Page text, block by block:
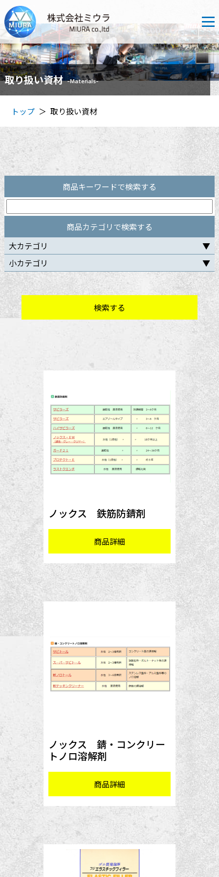
取り扱い資材 -Materials-
トップ ＞ 取り扱い資材
商品キーワードで検索する
商品カテゴリで検索する
大カテゴリ
小カテゴリ
ノックス 鉄筋防錆剤
商品詳細
ノックス 錆・コンクリー
トノロ溶解剤
商品詳細